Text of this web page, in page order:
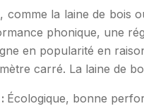
comme la laine de bois
phonique, une
en popularité en
carré. La laine de
Écologique, bonne